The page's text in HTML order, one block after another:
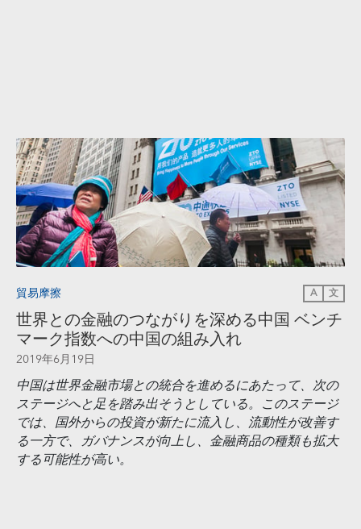
貿易摩擦 A 文
世界との金融のつながりを深める中国 ベンチ
マーク指数への中国の組み入れ
2019年6月19日
中国は世界金融市場との統合を進めるにあたって、次の
ステージへと足を踏み出そうとしている。このステージ
では、国外からの投資が新たに流入し、流動性が改善す
る一方で、ガバナンスが向上し、金融商品の種類も拡大
する可能性が高い。